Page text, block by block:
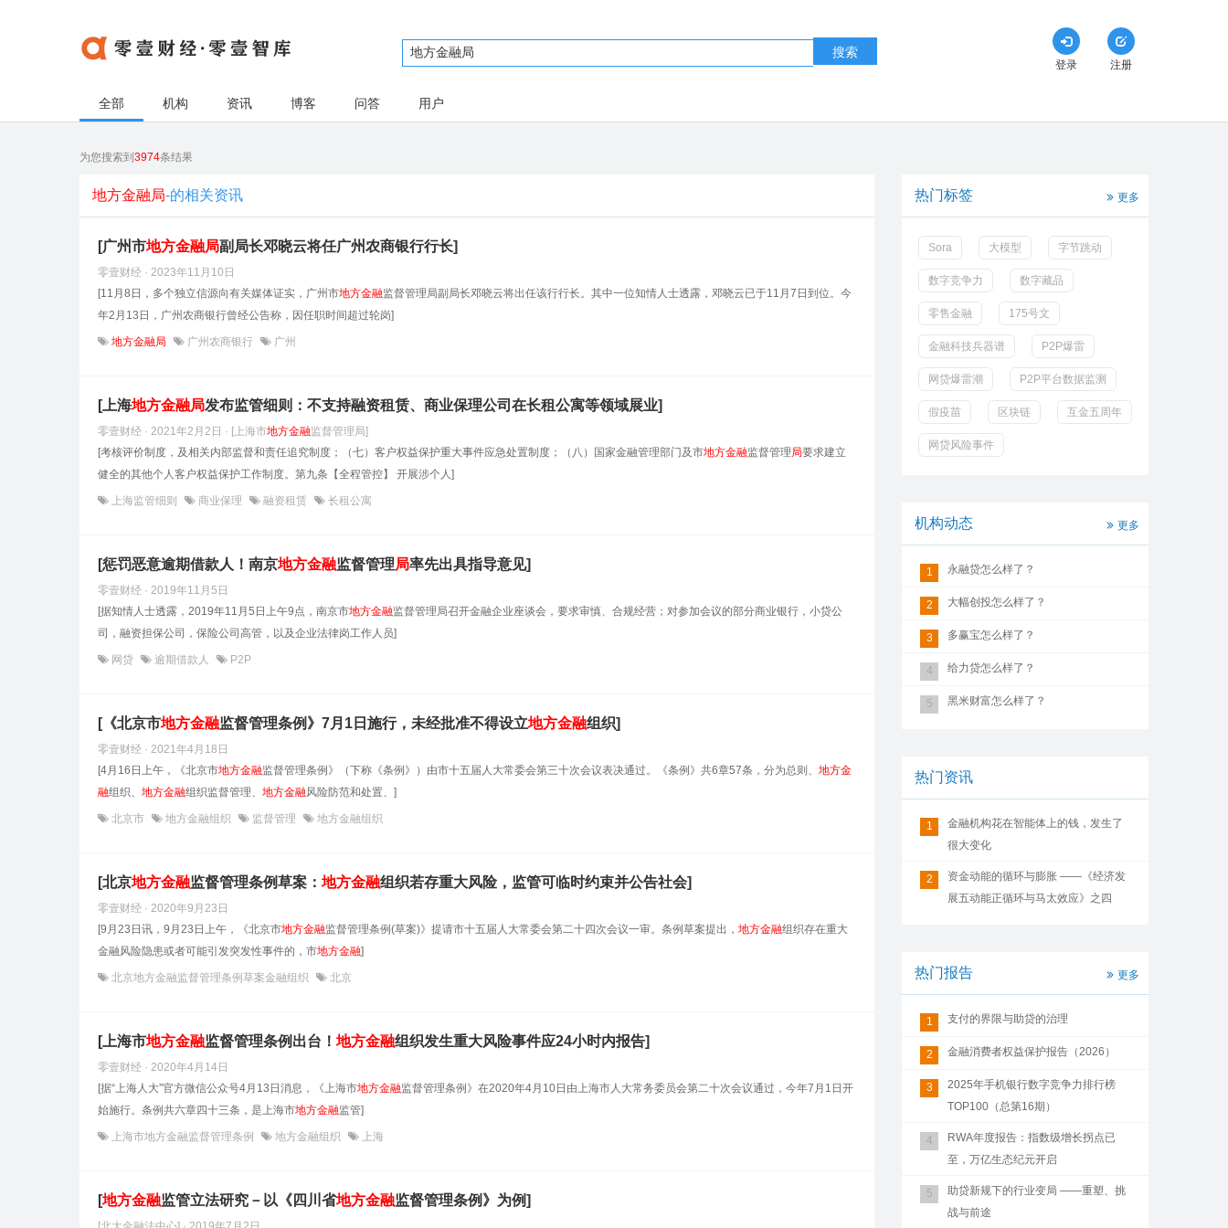
搜索
登录 注册
全部 机构 资讯 博客 问答 用户
为您搜索到 3974条结果
地方金融局-的相关资讯
[广州市地方金融局副局长邓晓云将任广州农商银行行长]
零壹财经 · 2023年11月10日
[11月8日，多个独立信源向有关媒体证实，广州市地方金融监督管理局副局长邓晓云将出任该行行长。其中一位知情人士透露，邓晓云已于11月7日到位。今
年2月13日，广州农商银行曾经公告称，因任职时间超过轮岗]
地方金融局 广州农商银行 广州
[上海地方金融局发布监管细则：不支持融资租赁、商业保理公司在长租公寓等领域展业]
零壹财经 · 2021年2月2日 · [上海市地方金融监督管理局]
[考核评价制度，及相关内部监督和责任追究制度；（七）客户权益保护重大事件应急处置制度；（八）国家金融管理部门及市地方金融监督管理局要求建立
健全的其他个人客户权益保护工作制度。第九条【全程管控】 开展涉个人]
上海监管细则 商业保理 融资租赁 长租公寓
[惩罚恶意逾期借款人！南京地方金融监督管理局率先出具指导意见]
零壹财经 · 2019年11月5日
[据知情人士透露，2019年11月5日上午9点，南京市地方金融监督管理局召开金融企业座谈会，要求审慎、合规经营；对参加会议的部分商业银行，小贷公
司，融资担保公司，保险公司高管，以及企业法律岗工作人员]
网贷 逾期借款人 P2P
[《北京市地方金融监督管理条例》7月1日施行，未经批准不得设立地方金融组织]
零壹财经 · 2021年4月18日
[4月16日上午，《北京市地方金融监督管理条例》（下称《条例》）由市十五届人大常委会第三十次会议表决通过。《条例》共6章57条，分为总则、 地方金
融组织、 地方金融组织监督管理、 地方金融风险防范和处置、]
北京市 地方金融组织 监督管理 地方金融组织
[北京地方金融监督管理条例草案： 地方金融组织若存重大风险，监管可临时约束并公告社会]
零壹财经 · 2020年9月23日
[9月23日讯，9月23日上午，《北京市地方金融监督管理条例(草案)》提请市十五届人大常委会第二十四次会议一审。条例草案提出， 地方金融组织存在重大
金融风险隐患或者可能引发突发性事件的，市地方金融]
北京地方金融监督管理条例草案金融组织 北京
[上海市地方金融监督管理条例出台！ 地方金融组织发生重大风险事件应24小时内报告]
零壹财经 · 2020年4月14日
[据“上海人大”官方微信公众号4月13日消息，《上海市地方金融监督管理条例》在2020年4月10日由上海市人大常务委员会第二十次会议通过，今年7月1日开
始施行。条例共六章四十三条，是上海市地方金融监管]
上海市地方金融监督管理条例 地方金融组织 上海
[地方金融监管立法研究－以《四川省地方金融监督管理条例》为例]
热门标签 更多
Sora 大模型 字节跳动
数字竞争力 数字藏品
零售金融 175号文
金融科技兵器谱 P2P爆雷
网贷爆雷潮 P2P平台数据监测
假疫苗 区块链 互金五周年
网贷风险事件
机构动态 更多
1 永融贷怎么样了？
2 大幅创投怎么样了？
3 多赢宝怎么样了？
4 给力贷怎么样了？
5 黑米财富怎么样了？
热门资讯
1
金融机构花在智能体上的钱，发生了
很大变化
2
资金动能的循环与膨胀 ——《经济发
展五动能正循环与马太效应》之四
热门报告 更多
1 支付的界限与助贷的治理
2 金融消费者权益保护报告（2026）
3
2025年手机银行数字竞争力排行榜
TOP100（总第16期）
4
RWA年度报告：指数级增长拐点已
至，万亿生态纪元开启
5
助贷新规下的行业变局 ——重塑、挑
战与前途